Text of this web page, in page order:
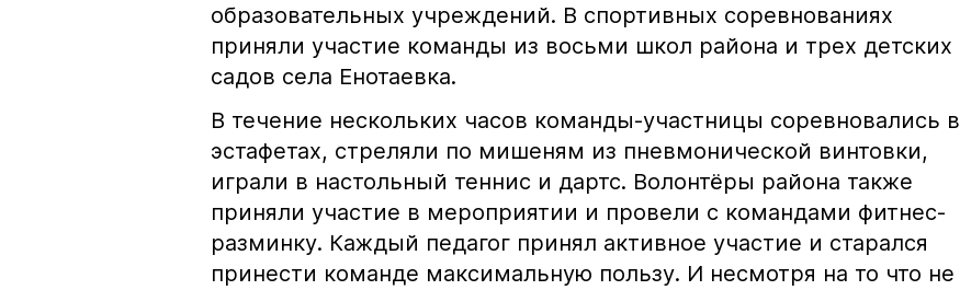
образовательных учреждений. В спортивных соревнованиях
приняли участие команды из восьми школ района и трех детских
садов села Енотаевка.
В течение нескольких часов команды-участницы соревновались в
эстафетах, стреляли по мишеням из пневмонической винтовки,
играли в настольный теннис и дартс. Волонтёры района также
приняли участие в мероприятии и провели с командами фитнес-
разминку. Каждый педагог принял активное участие и старался
принести команде максимальную пользу. И несмотря на то что не